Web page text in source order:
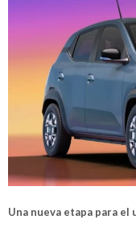
Una nueva etapa para